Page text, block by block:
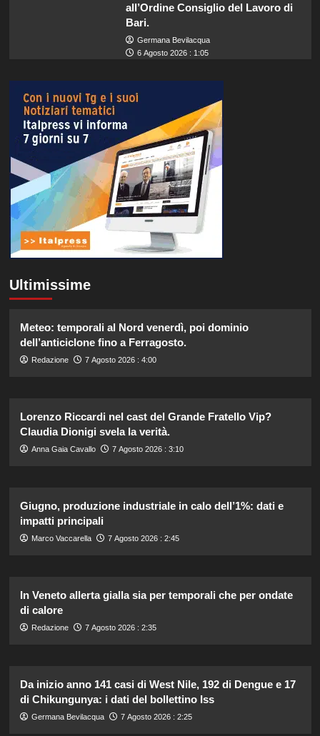
all’Ordine Consiglio del Lavoro di
Bari.
Germana Bevilacqua
6 Agosto 2026 : 1:05
Ultimissime
Meteo: temporali al Nord venerdì, poi dominio
dell’anticiclone fino a Ferragosto.
Redazione 7 Agosto 2026 : 4:00
Lorenzo Riccardi nel cast del Grande Fratello Vip?
Claudia Dionigi svela la verità.
Anna Gaia Cavallo 7 Agosto 2026 : 3:10
Giugno, produzione industriale in calo dell’1%: dati e
impatti principali
Marco Vaccarella 7 Agosto 2026 : 2:45
In Veneto allerta gialla sia per temporali che per ondate
di calore
Redazione 7 Agosto 2026 : 2:35
Da inizio anno 141 casi di West Nile, 192 di Dengue e 17
di Chikungunya: i dati del bollettino Iss
Germana Bevilacqua 7 Agosto 2026 : 2:25